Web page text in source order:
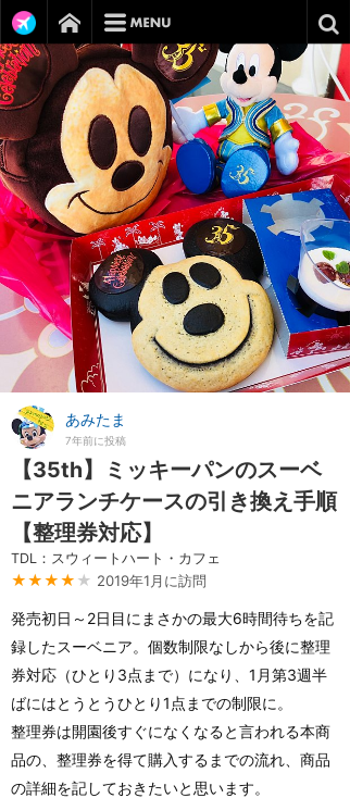
あみたま
7年前に投稿
【35th】ミッキーパンのスーベ
ニアランチケースの引き換え手順
【整理券対応】
TDL：スウィートハート・カフェ
★★★★ ★ 2019年1月に訪問
発売初日～2日目にまさかの最大6時間待ちを記
録したスーベニア。個数制限なしから後に整理
券対応（ひとり3点まで）になり、1月第3週半
ばにはとうとうひとり1点までの制限に。
整理券は開園後すぐになくなると言われる本商
品の、整理券を得て購入するまでの流れ、商品
の詳細を記しておきたいと思います。